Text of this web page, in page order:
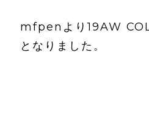
mfpenより19AW
となりました。